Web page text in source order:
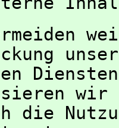
wir
die